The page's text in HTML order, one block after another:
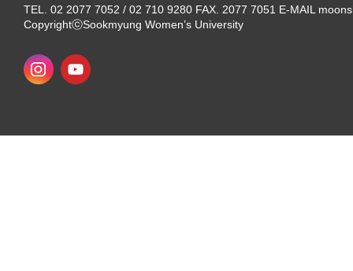
TEL. 02 2077 7052 / 02 710 9280 FAX. 2077 7051 E-MAIL
CopyrightⓒSookmyung Women’s University